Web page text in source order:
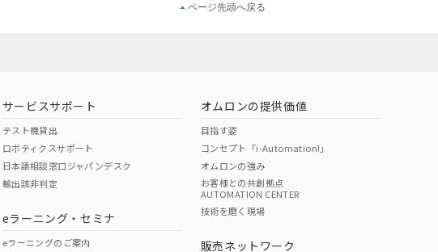
ページ先頭へ戻る
サービスサポート
テスト機貸出
ロボティクスサポート
日本語相談窓口ジャパンデスク
輸出該非判定
eラーニング・セミナ
eラーニングのご案内
オムロンの提供価値
目指す姿
コンセプト「i-Automation!」
オムロンの強み
お客様との共創拠点
AUTOMATION CENTER
技術を磨く現場
販売ネットワーク